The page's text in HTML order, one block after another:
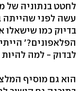
לחטט בנתוניה של
עשה לפני שהייתה
בדיוק כמו שישאלו
הפלאפונים?'
לבדוק - למה
הוא גם מוסיף